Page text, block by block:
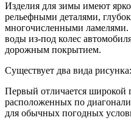
Изделия для зимы имеют
рельефными деталями,
многочисленными ламелями.
воды из-под колес
дорожным покрытием.
Существует два вида
Первый отличается широкой
расположенных по
для обычных погодных